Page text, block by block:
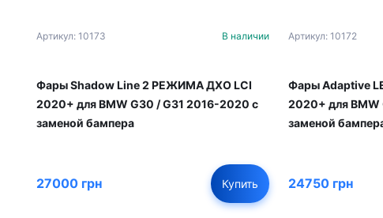
Артикул: 10173 В наличии
Фары Shadow Line 2 РЕЖИМА ДХО LCI
2020+ для BMW G30 / G31 2016-2020 с
заменой бампера
27000 грн Купить
Артикул: 10172
Фары Adaptive
2020+ для
заменой
24750 грн